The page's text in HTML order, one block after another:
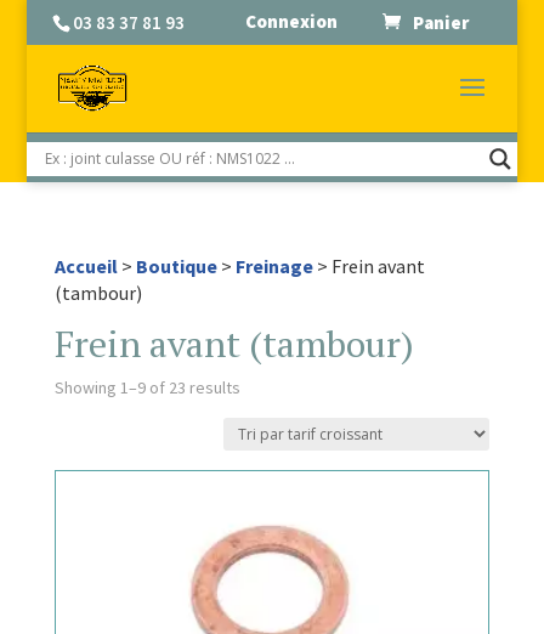
03 83 37 81 93 Connexion Panier
Accueil> Boutique> Freinage> Frein avant
(tambour)
Frein avant (tambour)
Showing 1–9 of 23 results